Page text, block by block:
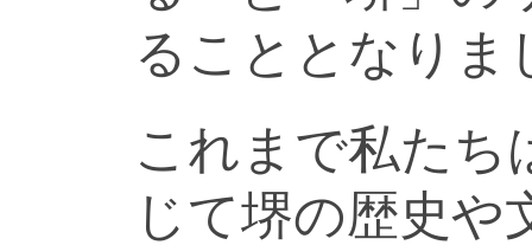
ることとなりま
これまで私たち
じて堺の歴史や